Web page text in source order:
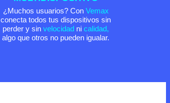
¿Muchos usuarios? Con Vemax
conecta todos tus dispositivos sin
perder y sinvelocidad nicalidad,
algo que otros no pueden igualar.